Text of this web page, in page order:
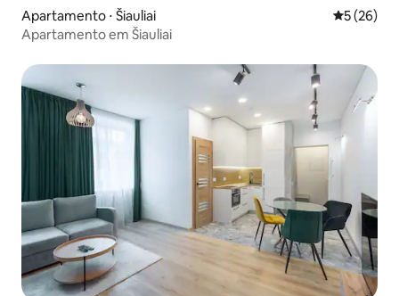
Apartamento ⋅ Šiauliai 5 de uma
5 (26)
Apartamento em Šiauliai